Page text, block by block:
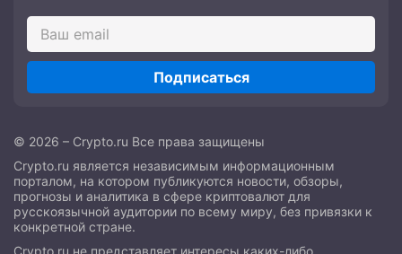
Подписаться
© 2026 – Crypto.ru Все права защищены
Crypto.ru является независимым информационным
порталом, на котором публикуются новости, обзоры,
прогнозы и аналитика в сфере криптовалют для
русскоязычной аудитории по всему миру, без привязки к
конкретной стране.